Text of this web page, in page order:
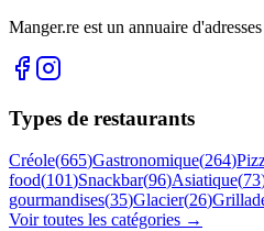
Manger.re est un annuaire
Types de restaurants
Créole(665)Gastronomique(264)
food(101)Snackbar(96)Asiatique(73
gourmandises(35)Glacier(26)
Voir toutes les catégories →